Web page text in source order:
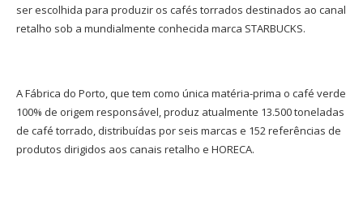
ser escolhida para produzir os cafés torrados destinados ao canal
retalho sob a mundialmente conhecida marca STARBUCKS.
A Fábrica do Porto, que tem como única matéria-prima o café verde
100% de origem responsável, produz atualmente 13.500 toneladas
de café torrado, distribuídas por seis marcas e 152 referências de
produtos dirigidos aos canais retalho e HORECA.